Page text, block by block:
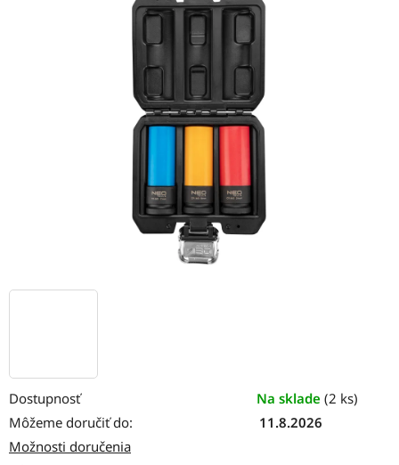
Dostupnosť Na sklade (2 ks)
Môžeme doručiť do:
11.8.2026
Možnosti doručenia